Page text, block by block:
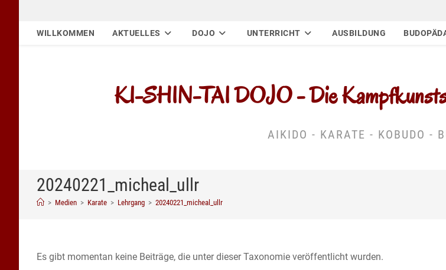
WILLKOMMEN AKTUELLES DOJO UNTERRICHT AUSBILDUNG
KI-SHIN-TAI DOJO - Die
AIKIDO - KARATE - KOBUDO -
20240221_micheal_ullr
> Medien > Karate > Lehrgang > 20240221_micheal_ullr
Es gibt momentan keine Beiträge, die unter dieser Taxonomie veröffentlicht wurden.